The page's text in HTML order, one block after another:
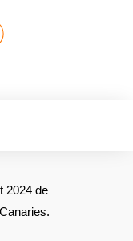
2024 de